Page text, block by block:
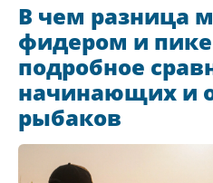
В чем разница
фидером и
подробное
начинающих и
рыбаков